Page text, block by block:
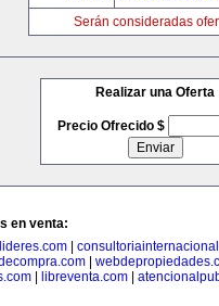
Serán consideradas
Realizar una Oferta
Precio Ofrecido $
en venta:
|
libreventa.com